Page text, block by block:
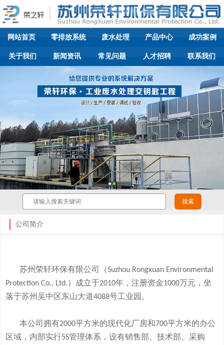
网站首页 零排放系统 废水处理 产品中心 成功案例
关于我们 新闻资讯 常见问题 人才招聘 联系我们
公司简介
苏州荣轩环保有限公司（Suzhou Rongxuan Environmental
Protection Co., Ltd.）成立于2010年，注册资金1000万元，坐
落于苏州吴中区东山大道4088号工业园。
本公司拥有2000平方米的现代化厂房和700平方米的办公
区域，内部实行5S管理体系，设有销售部、技术部、采购